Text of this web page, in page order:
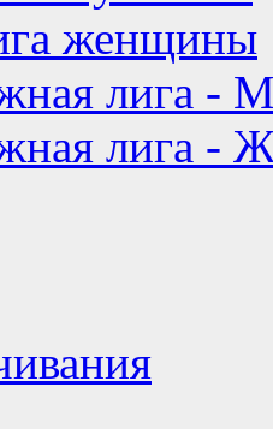
женщины
лига -
лига -